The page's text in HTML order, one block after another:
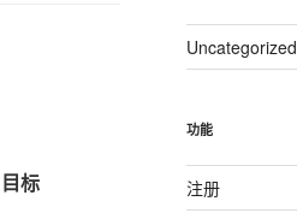
目标
Uncategorized
功能
注册